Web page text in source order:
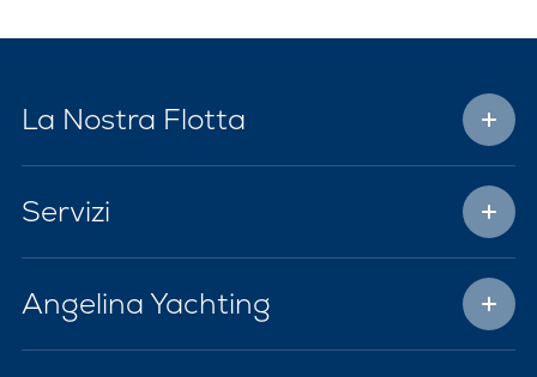
La Nostra Flotta
Servizi
Angelina Yachting